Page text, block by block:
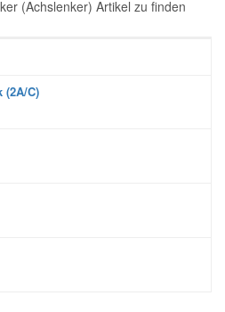
(Achslenker) Artikel zu finden
(2A/C)